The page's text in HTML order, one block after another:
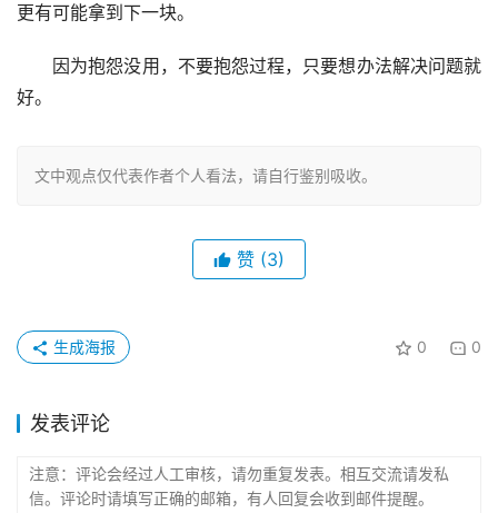
更有可能拿到下一块。
因为抱怨没用，不要抱怨过程，只要想办法解决问题就
好。
文中观点仅代表作者个人看法，请自行鉴别吸收。
赞 (3)
0 0
生成海报
发表评论